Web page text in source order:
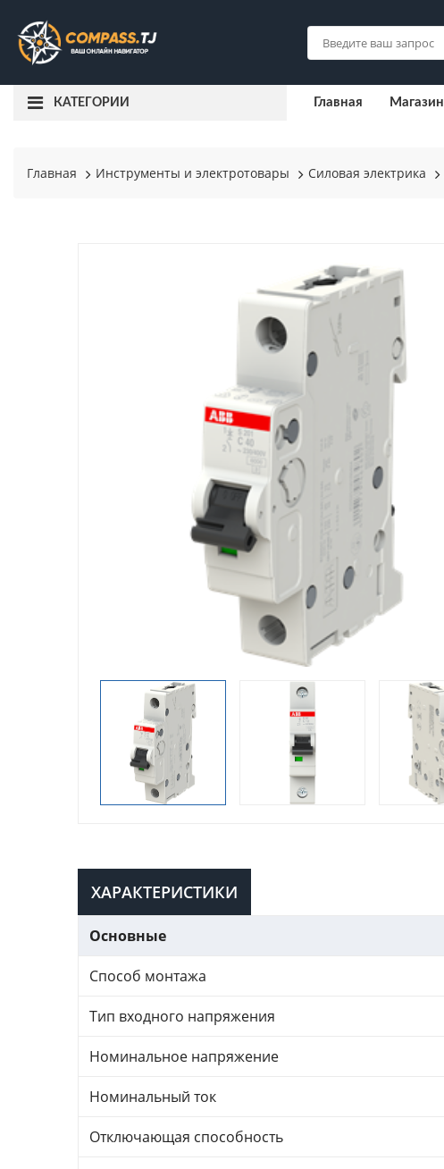
КАТЕГОРИИ Главная Магазин
Главная Инструменты и электротовары Силовая электрика
ХАРАКТЕРИСТИКИ
Основные
Способ монтажа
Тип входного напряжения
Номинальное напряжение
Номинальный ток
Отключающая способность